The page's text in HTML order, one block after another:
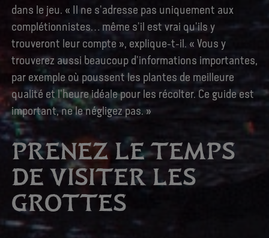
dans le jeu. « Il ne s'adresse pas uniquement aux
complétionnistes… même s'il est vrai qu'ils y
trouveront leur compte », explique-t-il. « Vous y
trouverez aussi beaucoup d'informations importantes,
par exemple où poussent les plantes de meilleure
qualité et l'heure idéale pour les récolter. Ce guide est
important, ne le négligez pas. »
PRENEZ LE TEMPS
DE VISITER LES
GROTTES